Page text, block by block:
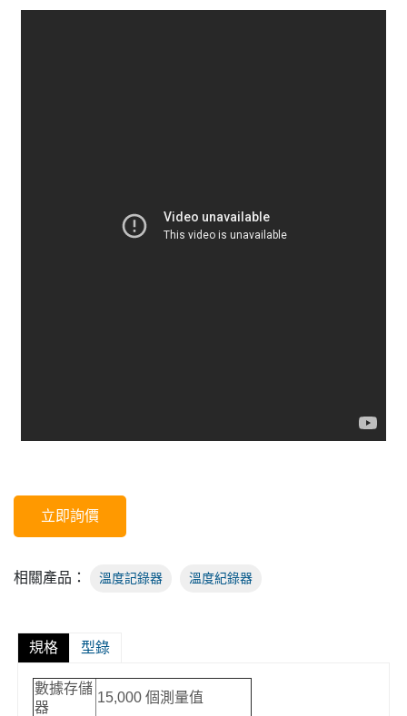
立即詢價
相關產品： 溫度記錄器 溫度紀錄器
規格 型錄
數據存儲
器
15,000 個測量值